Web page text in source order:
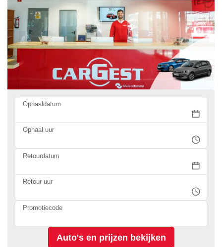
Ophaaldatum
Ophaal uur
Retourdatum
Retour uur
Promotiecode